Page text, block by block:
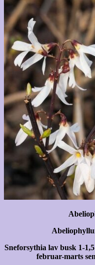
Sneforsythia lav busk 1-
februar-marts